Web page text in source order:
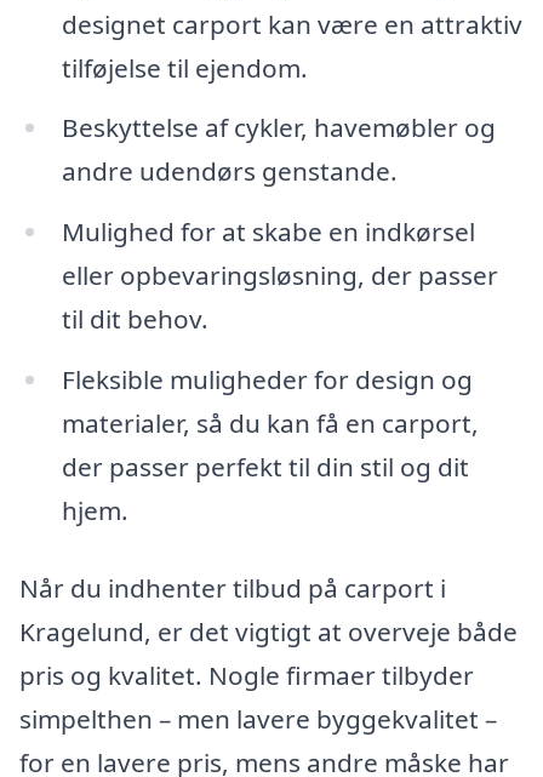
designet carport kan være en attraktiv
tilføjelse til ejendom.
Beskyttelse af cykler, havemøbler og
andre udendørs genstande.
Mulighed for at skabe en indkørsel
eller opbevaringsløsning, der passer
til dit behov.
Fleksible muligheder for design og
materialer, så du kan få en carport,
der passer perfekt til din stil og dit
hjem.
Når du indhenter tilbud på carport i
Kragelund, er det vigtigt at overveje både
pris og kvalitet. Nogle firmaer tilbyder
simpelthen – men lavere byggekvalitet –
for en lavere pris, mens andre måske har